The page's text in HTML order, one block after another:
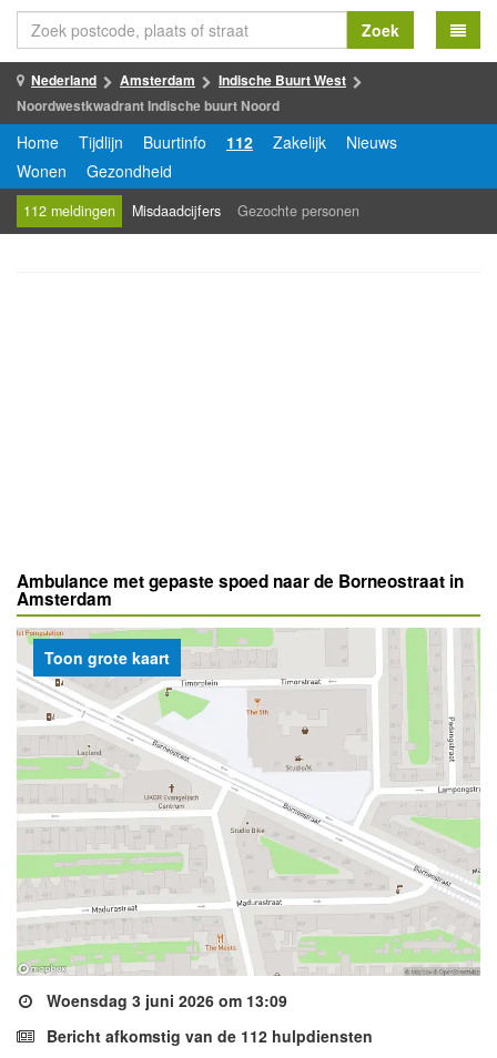
Zoek
Nederland Amsterdam
Indische Buurt West
Noordwestkwadrant Indische buurt Noord
Home Tijdlijn Buurtinfo 112 Zakelijk
Nieuws
Wonen
Gezondheid
112 meldingen Misdaadcijfers Gezochte personen
Ambulance met gepaste spoed naar de Borneostraat in
Amsterdam
Woensdag 3 juni 2026 om 13:09
Bericht afkomstig van de 112 hulpdiensten
Toon grote kaart